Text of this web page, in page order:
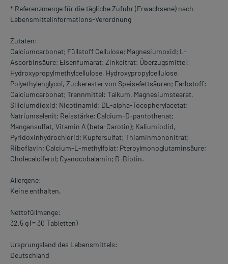
* Referenzmenge für die tägliche Zufuhr (Erwachsene) nach
Lebensmittelinformations-Verordnung
Zutaten:
Calciumcarbonat; Füllstoff Cellulose; Magnesiumoxid; L-
Ascorbinsäure; Eisenfumarat; Zinkcitrat; Überzugsmittel:
Hydroxypropylmethylcellulose, Hydroxypropylcellulose,
Polyethylenglycol, Zuckerester von Speisefettsäuren; Farbstoff:
Calciumcarbonat; Trennmittel: Talkum, Magnesiumstearat,
Siliciumdioxid; Nicotinamid; DL-alpha-Tocopherylacetat;
Natriumselenit; Reisstärke; Calcium-D-pantothenat;
Mangansulfat, Vitamin A (beta-Carotin); Kaliumiodid,
Pyridoxinhydrochlorid; Kupfersulfat; Thiaminmononitrat;
Riboflavin; Calcium-L-methylfolat; Pteroylmonoglutaminsäure;
Cholecalciferol; Cyanocobalamin; D-Biotin.
Allergene:
Keine enthalten.
Nettofüllmenge:
32,5 g (= 30 Tabletten)
Ursprungsland des Lebensmittels:
Deutschland